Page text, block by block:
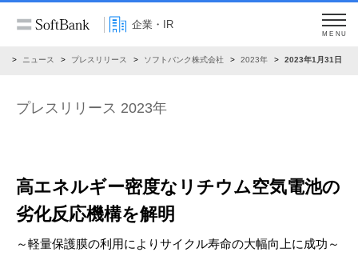
企業・IR
MENU
ニュース プレスリリース ソフトバンク株式会社 2023年 2023年1月31日
プレスリリース 2023年
高エネルギー密度なリチウム空気電池の
劣化反応機構を解明
～軽量保護膜の利用によりサイクル寿命の大幅向上に成功～